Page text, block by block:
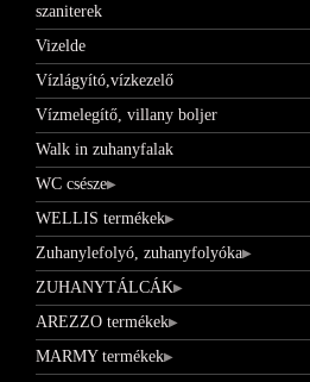
szaniterek
Vizelde
Vízlágyító,vízkezelő
Vízmelegítő, villany boljer
Walk in zuhanyfalak
WC csésze
WELLIS termékek
Zuhanylefolyó, zuhanyfolyóka
ZUHANYTÁLCÁK
AREZZO termékek
MARMY termékek